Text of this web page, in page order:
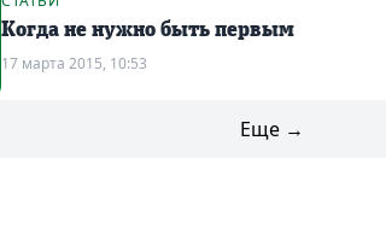
Когда не нужно быть первым
17 марта 2015, 10:53
Еще →